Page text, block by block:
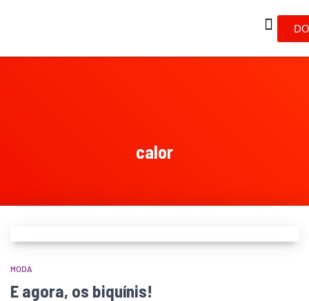
calor
MODA
E agora, os biquínis!